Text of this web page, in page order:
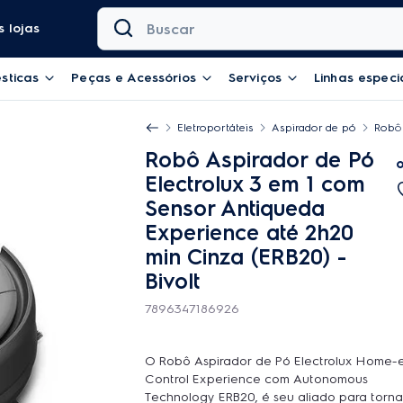
lojas
Buscar
Peças e Acessórios Serviços Linhas
Eletroportáteis Aspirador de pó
Robô Aspirador de Pó
Electrolux 3 em 1 com
Sensor Antiqueda
Experience até 2h20
min Cinza (ERB20) -
Bivolt
7896347186926
O Robô Aspirador de Pó Electrolux Home-
Control Experience com Autonomous
Technology ERB20, é seu aliado para